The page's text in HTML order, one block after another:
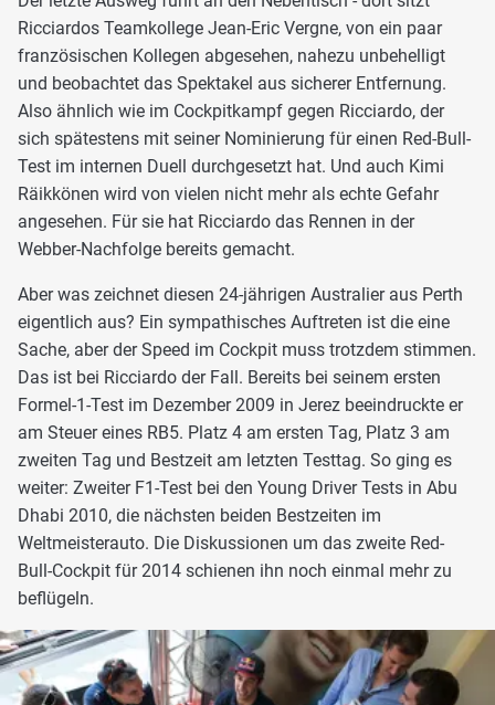
Ricciardos Teamkollege Jean-Eric Vergne, von ein paar
französischen Kollegen abgesehen, nahezu unbehelligt
und beobachtet das Spektakel aus sicherer Entfernung.
Also ähnlich wie im Cockpitkampf gegen Ricciardo, der
sich spätestens mit seiner Nominierung für einen Red-Bull-
Test im internen Duell durchgesetzt hat. Und auch Kimi
Räikkönen wird von vielen nicht mehr als echte Gefahr
angesehen. Für sie hat Ricciardo das Rennen in der
Webber-Nachfolge bereits gemacht.
Aber was zeichnet diesen 24-jährigen Australier aus Perth
eigentlich aus? Ein sympathisches Auftreten ist die eine
Sache, aber der Speed im Cockpit muss trotzdem stimmen.
Das ist bei Ricciardo der Fall. Bereits bei seinem ersten
Formel-1-Test im Dezember 2009 in Jerez beeindruckte er
am Steuer eines RB5. Platz 4 am ersten Tag, Platz 3 am
zweiten Tag und Bestzeit am letzten Testtag. So ging es
weiter: Zweiter F1-Test bei den Young Driver Tests in Abu
Dhabi 2010, die nächsten beiden Bestzeiten im
Weltmeisterauto. Die Diskussionen um das zweite Red-
Bull-Cockpit für 2014 schienen ihn noch einmal mehr zu
beflügeln.